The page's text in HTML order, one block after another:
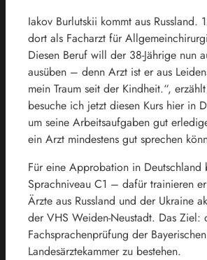
Iakov Burlutskii kommt aus Russland.
dort als Facharzt für
Diesen Beruf will der 38-Jährige nun
ausüben – denn Arzt ist er aus
mein Traum seit der Kindheit.“,
besuche ich jetzt diesen Kurs hier in
um seine Arbeitsaufgaben gut
ein Arzt mindestens gut sprechen
Für eine Approbation in Deutschland
Sprachniveau C1 – dafür trainieren
Ärzte aus Russland und der Ukraine
der VHS Weiden-Neustadt. Das Ziel:
Fachsprachenprüfung der Bayerischen
Landesärztekammer zu bestehen.